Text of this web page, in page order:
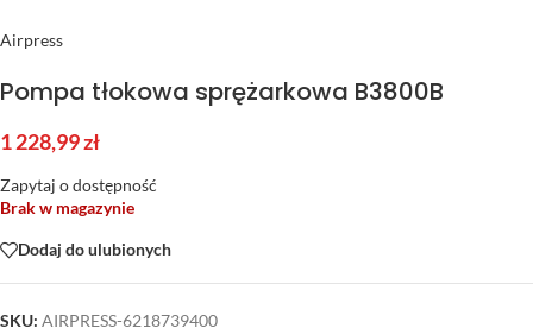
Airpress
Pompa tłokowa sprężarkowa B3800B
1 228,99zł
Zapytaj o dostępność
Brak w magazynie
Dodaj do ulubionych
SKU: AIRPRESS-6218739400